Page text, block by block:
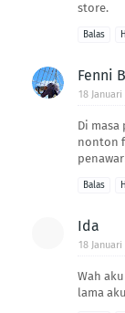
store.
Balas
Fenni
18
Di
nonton
Balas
Ida
18
Wah
lama